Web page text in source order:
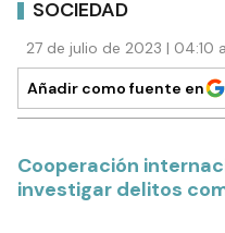
SOCIEDAD
27 de julio de 2023 | 04:10
Añadir como fuente en
Cooperación
investigar delitos